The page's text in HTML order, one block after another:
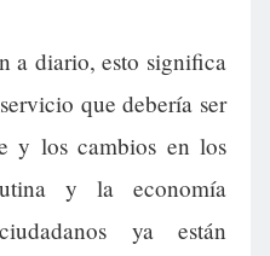
a diario, esto significa
que debería ser
y los cambios en los
y la economía
ya están